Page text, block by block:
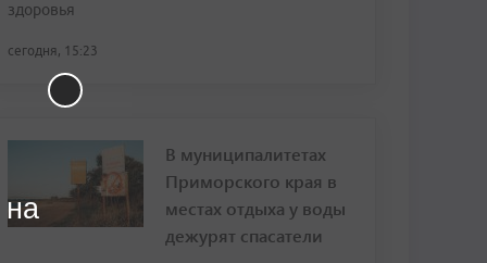
здоровья
сегодня, 15:23
В муниципалитетах
Приморского края в
местах отдыха у воды
дежурят спасатели